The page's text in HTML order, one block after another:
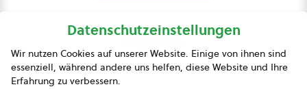
Presse
Datenschutzeinstellungen
Wir nutzen Cookies auf unserer Website. Einige von ihnen sind
essenziell, während andere uns helfen, diese Website und Ihre
Erfahrung zu verbessern.